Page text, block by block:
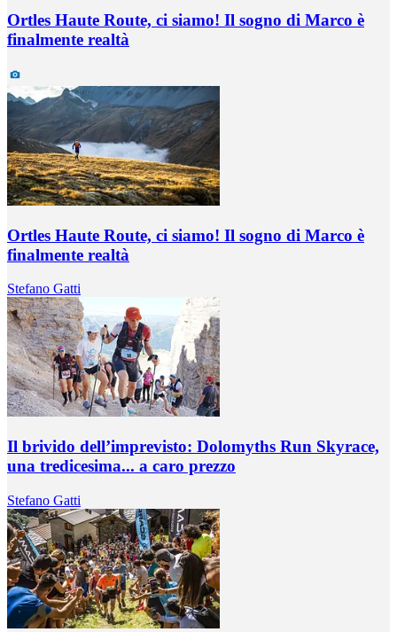
Ortles Haute Route, ci siamo! Il sogno di Marco è
finalmente realtà
Ortles Haute Route, ci siamo! Il sogno di Marco è
finalmente realtà
Stefano Gatti
Il brivido dell’imprevisto: Dolomyths Run Skyrace,
una tredicesima... a caro prezzo
Stefano Gatti